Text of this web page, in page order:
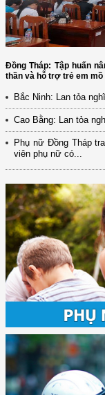
Đồng Tháp: Tập huấn
thần và hỗ trợ trẻ em mồ
Bắc Ninh: Lan tỏa
Cao Bằng: Lan tỏa
Phụ nữ Đồng Tháp
viên phụ nữ có...